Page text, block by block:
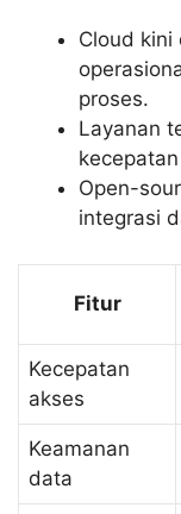
Cloud kini
proses.
Layanan
Open-
integrasi
Fitur
Kecepatan
akses
Keamanan
data